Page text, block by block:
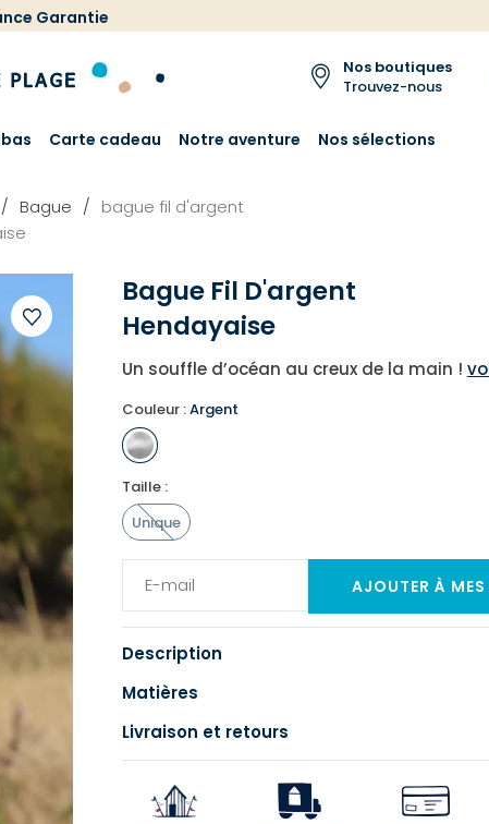
Garantie
Nos boutiques
Trouvez-nous
Carte cadeau Notre aventure Nos sélections
Bague
bague fil d'argent
Ajouter
à
liste
Bague Fil D'argent
Hendayaise
Un souffle d’océan au creux de la main !
Couleur :Argent
Taille :
Unique
Description
Matières
Livraison et retours